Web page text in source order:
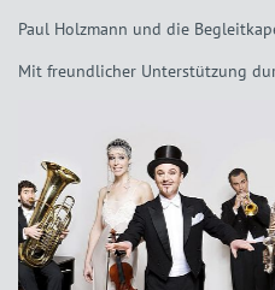
Paul Holzmann und die
Mit freundlicher Unterstützung